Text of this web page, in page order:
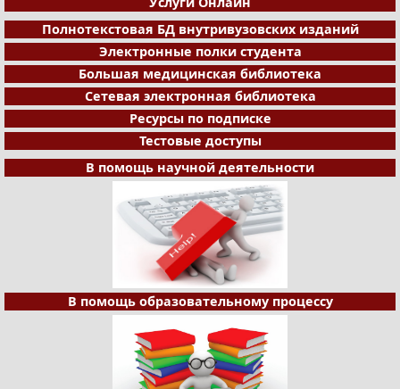
Полнотекстовая БД внутривузовских изданий
Электронные полки студента
Большая медицинская библиотека
Сетевая электронная библиотека
Ресурсы по подписке
Тестовые доступы
В помощь научной деятельности
В помощь образовательному процессу